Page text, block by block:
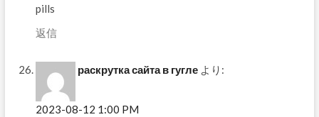
pills
返信
раскрутка сайта в гугле より:
2023-08-12 1:00 PM